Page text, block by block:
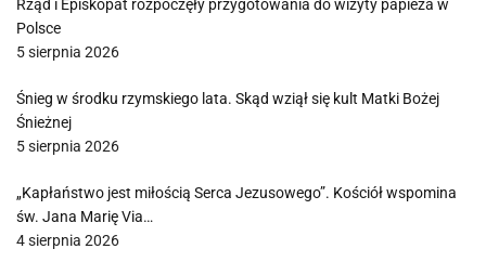
Rząd i Episkopat rozpoczęły przygotowania do wizyty papieża w
Polsce
5 sierpnia 2026
Śnieg w środku rzymskiego lata. Skąd wziął się kult Matki Bożej
Śnieżnej
5 sierpnia 2026
„Kapłaństwo jest miłością Serca Jezusowego”. Kościół wspomina
św. Jana Marię Via…
4 sierpnia 2026